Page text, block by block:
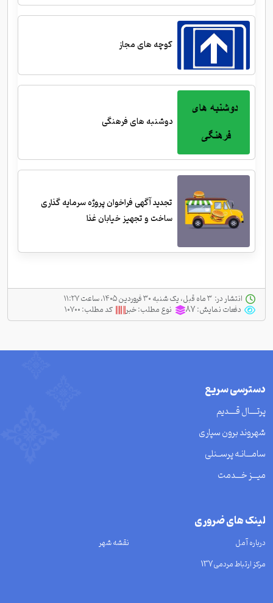
کوچه های مجاز
دوشنبه های فرهنگی
تجدید آگهی فراخوان پروژه سرمایه گذاری
ساخت و تجهیز خیابان غذا
انتشار در:
دفعات نمایش:87 نوع مطلب:خبر کد مطلب:۱۰۷۰۰
دسترسی سریع
پرتــــال قــــدیم
شهروند برون سپاری
سامـــانـه پرســنلی
میـــز خـــدمت
لینک های ضروری
درباره آمل
نقشه شهر
مرکز ارتباط مردمی137